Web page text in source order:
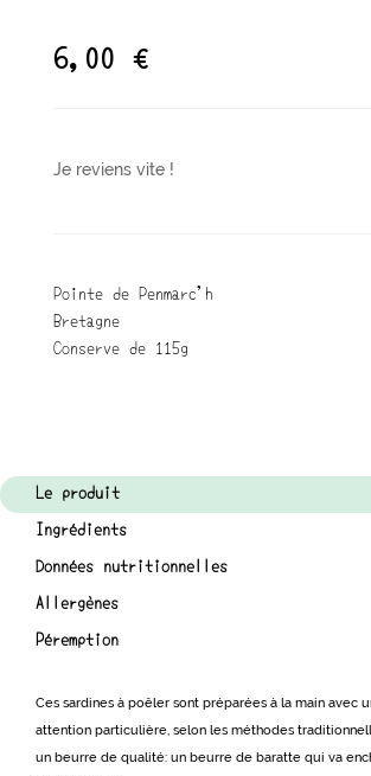
6,00 €
Je reviens vite !
Pointe de Penmarc'h
Bretagne
Conserve de 115g
Le produit
Ingrédients
Données nutritionnelles
Allergènes
Péremption
Ces sardines à poêler sont préparées à la main avec
attention particulière, selon les méthodes
un beurre de qualité: un beurre de baratte qui va